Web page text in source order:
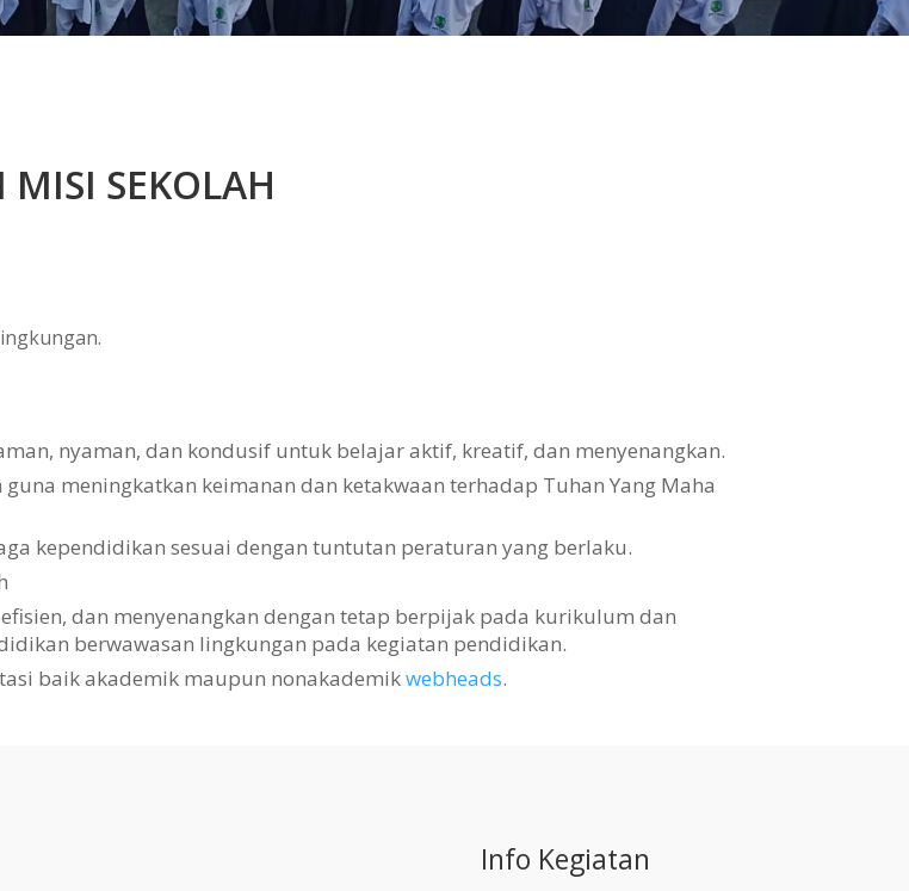
MISI SEKOLAH
nyaman, dan kondusif untuk belajar aktif, kreatif, dan menyenangkan.
meningkatkan keimanan dan ketakwaan terhadap Tuhan Yang Maha
kependidikan sesuai dengan tuntutan peraturan yang berlaku.
dan menyenangkan dengan tetap berpijak pada kurikulum dan
berwawasan lingkungan pada kegiatan pendidikan.
baik akademik maupun nonakademikwebheads.
Info Kegiatan